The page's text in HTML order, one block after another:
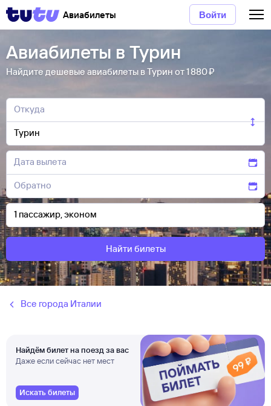
Авиабилеты Войти
Авиабилеты в Турин
Найдите дешевые авиабилеты в Турин от 1 ⁠880 ⁠₽
Найти билеты
Все города Италии
Найдём билет на поезд за вас
Даже если сейчас нет мест
Искать билеты